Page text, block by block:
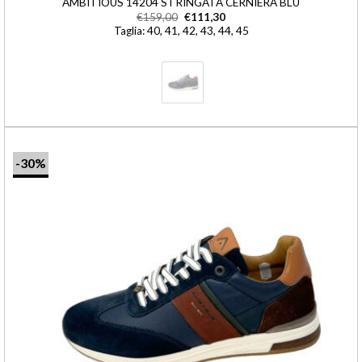
€159,00 €111,30
Taglia: 40, 41, 42, 43, 44, 45
-30%